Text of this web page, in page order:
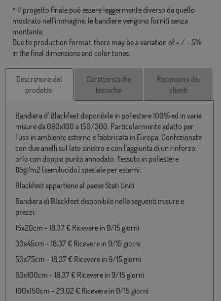
* Il progetto finale può essere leggermente diverso da quello
mostrato nell'immagine, le bandiere vengono forniti senza
montante.
Due to production format, there may be a variation of + / - 5%
in the final dimensions and color tones.
Descrizione del
prodotto
Caratteristiche
tecniche
Recensioni dei
clienti
Bandiera d' Blackfeet disponibile in poliestere 100% ed in varie
misure da 060x100 a 150/300. Particolarmente adatto per
l'uso in ambiente esterno e fabbricata in Europa. Confezionate
con due anelli sul lato sinistro e con l'aggiunta di un rinforzo,
orlo con doppio punto annodato. Tessuto in poliestere
115g/m2 (semilucido) speciale per esterni.
Blackfeet appartiene al paese Stati Uniti
Bandiera di Blackfeet disponibile nelle seguenti misure e
prezzi:
15x20cm - 18,37 € Ricevere in 9/15 giorni
30x45cm - 18,37 € Ricevere in 9/15 giorni
50x75cm - 18,37 € Ricevere in 9/15 giorni
60x100cm - 18,37 € Ricevere in 9/15 giorni
100x150cm - 29,02 € Ricevere in 9/15 giorni